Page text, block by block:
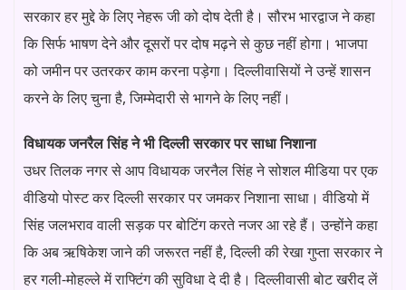
सरकार हर मुद्दे के लिए नेहरू जी को दोष देती है। सौरभ भारद्वाज ने कहा
कि सिर्फ भाषण देने और दूसरों पर दोष मढ़ने से कुछ नहीं होगा। भाजपा
को जमीन पर उतरकर काम करना पड़ेगा। दिल्लीवासियों ने उन्हें शासन
करने के लिए चुना है, जिम्मेदारी से भागने के लिए नहीं।
विधायक जनरैल सिंह ने भी दिल्ली सरकार पर साधा निशाना
उधर तिलक नगर से आप विधायक जरनैल सिंह ने सोशल मीडिया पर एक
वीडियो पोस्ट कर दिल्ली सरकार पर जमकर निशाना साधा। वीडियो में
सिंह जलभराव वाली सड़क पर बोटिंग करते नजर आ रहे हैं। उन्होंने कहा
कि अब ऋषिकेश जाने की जरूरत नहीं है, दिल्ली की रेखा गुप्ता सरकार ने
हर गली-मोहल्ले में राफ्टिंग की सुविधा दे दी है। दिल्लीवासी बोट खरीद लें